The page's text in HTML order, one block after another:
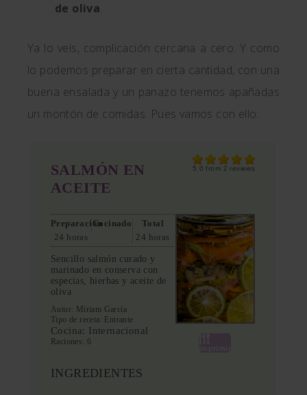
de oliva.
Ya lo veis, complicación cercana a cero. Y como
lo podemos preparar en cierta cantidad, con una
buena ensalada y un panazo tenemos apañadas
un montón de comidas. Pues vamos con ello:
5.0 from 2 reviews
SALMÓN EN
ACEITE
Preparación
24 horas
Cocinado
Total
24 horas
Sencillo salmón curado y
marinado en conserva con
especias, hierbas y aceite de
oliva
Autor: Miriam García
Tipo de receta: Entrante
Cocina: Internacional
Raciones: 6
INGREDIENTES